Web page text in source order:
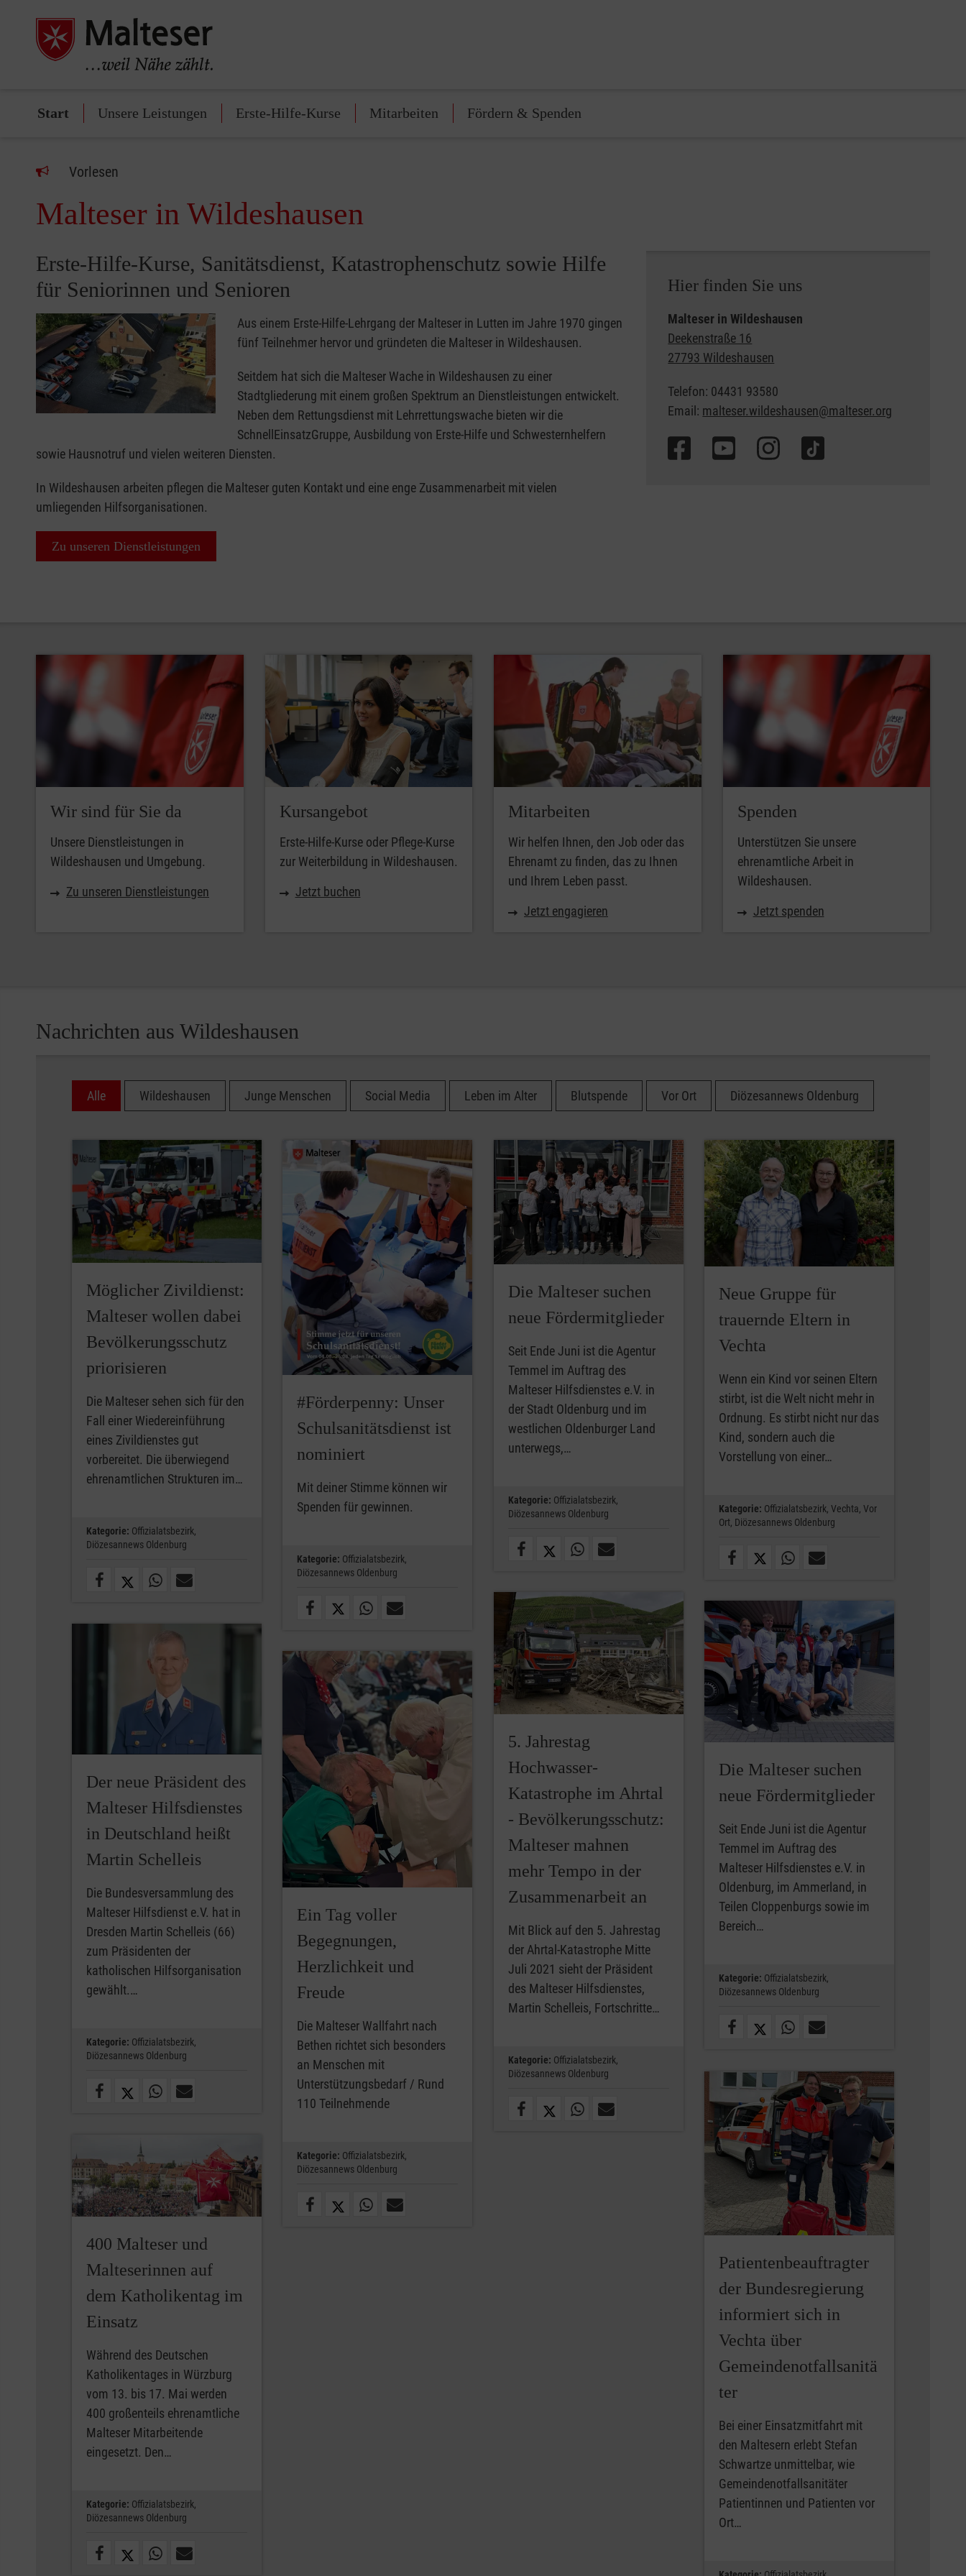
Start Unsere Leistungen Erste-Hilfe-Kurse Mitarbeiten Fördern & Spenden
Vorlesen
Malteser in Wildeshausen
Erste-Hilfe-Kurse, Sanitätsdienst, Katastrophenschutz sowie Hilfe
für Seniorinnen und Senioren
Aus einem Erste-Hilfe-Lehrgang der Malteser in Lutten im Jahre 1970 gingen
fünf Teilnehmer hervor und gründeten die Malteser in Wildeshausen.
Seitdem hat sich die Malteser Wache in Wildeshausen zu einer
Stadtgliederung mit einem großen Spektrum an Dienstleistungen entwickelt.
Neben dem Rettungsdienst mit Lehrrettungswache bieten wir die
SchnellEinsatzGruppe, Ausbildung von Erste-Hilfe und Schwesternhelfern
sowie Hausnotruf und vielen weiteren Diensten.
In Wildeshausen arbeiten pflegen die Malteser guten Kontakt und eine enge Zusammenarbeit mit vielen
umliegenden Hilfsorganisationen.
Zu unseren Dienstleistungen
Hier finden Sie uns
Malteser in Wildeshausen
Deekenstraße 16
27793 Wildeshausen
Telefon: 04431 93580
Email: malteser.wildeshausen@malteser.org
Wir sind für Sie da
Unsere Dienstleistungen in
Wildeshausen und Umgebung.
Zu unseren Dienstleistungen
Kursangebot
Erste-Hilfe-Kurse oder Pflege-Kurse
zur Weiterbildung in Wildeshausen.
Jetzt buchen
Mitarbeiten
Wir helfen Ihnen, den Job oder das
Ehrenamt zu finden, das zu Ihnen
und Ihrem Leben passt.
Jetzt engagieren
Spenden
Unterstützen Sie unsere
ehrenamtliche Arbeit in
Wildeshausen.
Jetzt spenden
Nachrichten aus Wildeshausen
Alle Wildeshausen Junge Menschen Social Media Leben im Alter Blutspende Vor Ort Diözesannews Oldenburg
Möglicher Zivildienst:
Malteser wollen dabei
Bevölkerungsschutz
priorisieren
Die Malteser sehen sich für den
Fall einer Wiedereinführung
eines Zivildienstes gut
vorbereitet. Die überwiegend
ehrenamtlichen Strukturen im…
Kategorie: Offizialatsbezirk,
Diözesannews Oldenburg
#Förderpenny: Unser
Schulsanitätsdienst ist
nominiert
Mit deiner Stimme können wir
Spenden für gewinnen.
Kategorie: Offizialatsbezirk,
Diözesannews Oldenburg
Die Malteser suchen
neue Fördermitglieder
Seit Ende Juni ist die Agentur
Temmel im Auftrag des
Malteser Hilfsdienstes e.V. in
der Stadt Oldenburg und im
westlichen Oldenburger Land
unterwegs,…
Kategorie: Offizialatsbezirk,
Diözesannews Oldenburg
Neue Gruppe für
trauernde Eltern in
Vechta
Wenn ein Kind vor seinen Eltern
stirbt, ist die Welt nicht mehr in
Ordnung. Es stirbt nicht nur das
Kind, sondern auch die
Vorstellung von einer…
Kategorie: Offizialatsbezirk, Vechta, Vor
Ort, Diözesannews Oldenburg
5. Jahrestag
Hochwasser-
Katastrophe im Ahrtal
- Bevölkerungsschutz:
Malteser mahnen
mehr Tempo in der
Zusammenarbeit an
Mit Blick auf den 5. Jahrestag
der Ahrtal-Katastrophe Mitte
Juli 2021 sieht der Präsident
des Malteser Hilfsdienstes,
Martin Schelleis, Fortschritte…
Kategorie: Offizialatsbezirk,
Diözesannews Oldenburg
Die Malteser suchen
neue Fördermitglieder
Seit Ende Juni ist die Agentur
Temmel im Auftrag des
Malteser Hilfsdienstes e.V. in
Oldenburg, im Ammerland, in
Teilen Cloppenburgs sowie im
Bereich…
Kategorie: Offizialatsbezirk,
Diözesannews Oldenburg
Der neue Präsident des
Malteser Hilfsdienstes
in Deutschland heißt
Martin Schelleis
Die Bundesversammlung des
Malteser Hilfsdienst e.V. hat in
Dresden Martin Schelleis (66)
zum Präsidenten der
katholischen Hilfsorganisation
gewählt.…
Kategorie: Offizialatsbezirk,
Diözesannews Oldenburg
Ein Tag voller
Begegnungen,
Herzlichkeit und
Freude
Die Malteser Wallfahrt nach
Bethen richtet sich besonders
an Menschen mit
Unterstützungsbedarf / Rund
110 Teilnehmende
Kategorie: Offizialatsbezirk,
Diözesannews Oldenburg
Patientenbeauftragter
der Bundesregierung
informiert sich in
Vechta über
Gemeindenotfallsanitä
ter
Bei einer Einsatzmitfahrt mit
den Maltesern erlebt Stefan
Schwartze unmittelbar, wie
Gemeindenotfallsanitäter
Patientinnen und Patienten vor
Ort…
400 Malteser und
Malteserinnen auf
dem Katholikentag im
Einsatz
Während des Deutschen
Katholikentages in Würzburg
vom 13. bis 17. Mai werden
400 großenteils ehrenamtliche
Malteser Mitarbeitende
eingesetzt. Den…
Kategorie: Offizialatsbezirk,
Diözesannews Oldenburg